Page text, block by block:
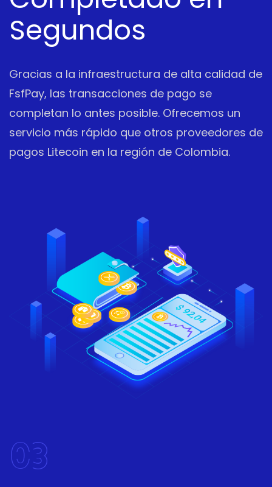
Segundos
Gracias a la infraestructura de alta calidad de
FsfPay, las transacciones de pago se
completan lo antes posible. Ofrecemos un
servicio más rápido que otros proveedores de
pagos Litecoin en la región de Colombia.
03